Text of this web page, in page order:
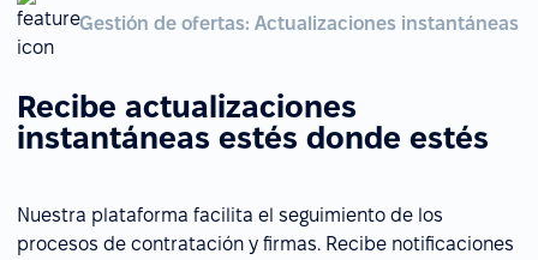
Gestión de ofertas: Actualizaciones instantáneas
Recibe actualizaciones
instantáneas estés donde estés
Nuestra plataforma facilita el seguimiento de los
procesos de contratación y firmas. Recibe notificaciones